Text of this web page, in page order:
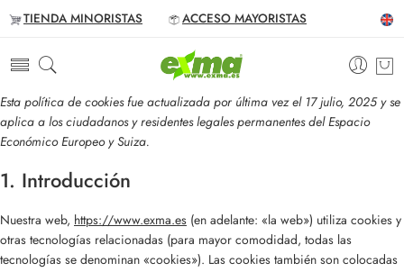
TIENDA MINORISTAS ACCESO MAYORISTAS
Esta política de cookies fue actualizada por última vez el 17 julio, 2025 y se
aplica a los ciudadanos y residentes legales permanentes del Espacio
Económico Europeo y Suiza.
1. Introducción
Nuestra web, https://www.exma.es (en adelante: «la web») utiliza cookies y
otras tecnologías relacionadas (para mayor comodidad, todas las
tecnologías se denominan «cookies»). Las cookies también son colocadas